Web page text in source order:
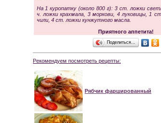
На 1 куропатку (около 800 г): 3 ст. ложки
ч. ложки крахмала, 3 моркови, 4 луковицы, 1
чили, 4 ст. ложки кунжутного масла.
Приятного аппетита!
Поделиться…
Рекомендуем посмотреть рецепты:
Рябчик фаршированный